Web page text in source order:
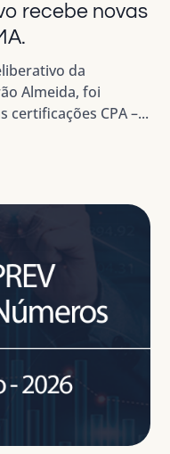
recebe novas
da
Almeida, foi
certificações CPA –...